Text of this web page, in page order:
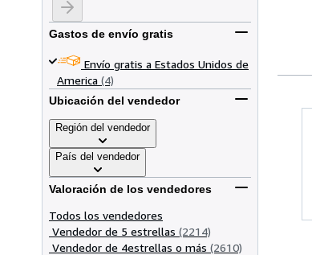
Gastos de envío gratis
Envío gratis a Estados Unidos de
America (4)
Ubicación del vendedor
Región del vendedor
País del vendedor
Valoración de los vendedores
Todos los vendedores
Vendedor de 5 estrellas (2214)
Vendedor de 4estrellas o más (2610)